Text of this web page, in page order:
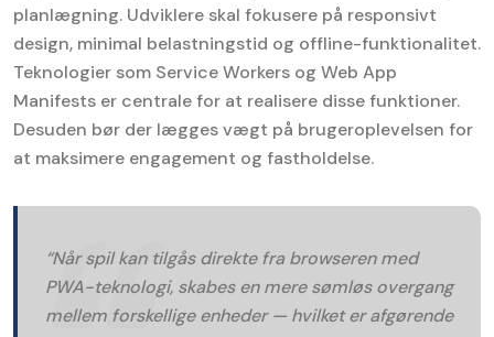
planlægning. Udviklere skal fokusere på responsivt
design, minimal belastningstid og offline-funktionalitet.
Teknologier som Service Workers og Web App
Manifests er centrale for at realisere disse funktioner.
Desuden bør der lægges vægt på brugeroplevelsen for
at maksimere engagement og fastholdelse.
“Når spil kan tilgås direkte fra browseren med
PWA-teknologi, skabes en mere sømløs overgang
mellem forskellige enheder — hvilket er afgørende